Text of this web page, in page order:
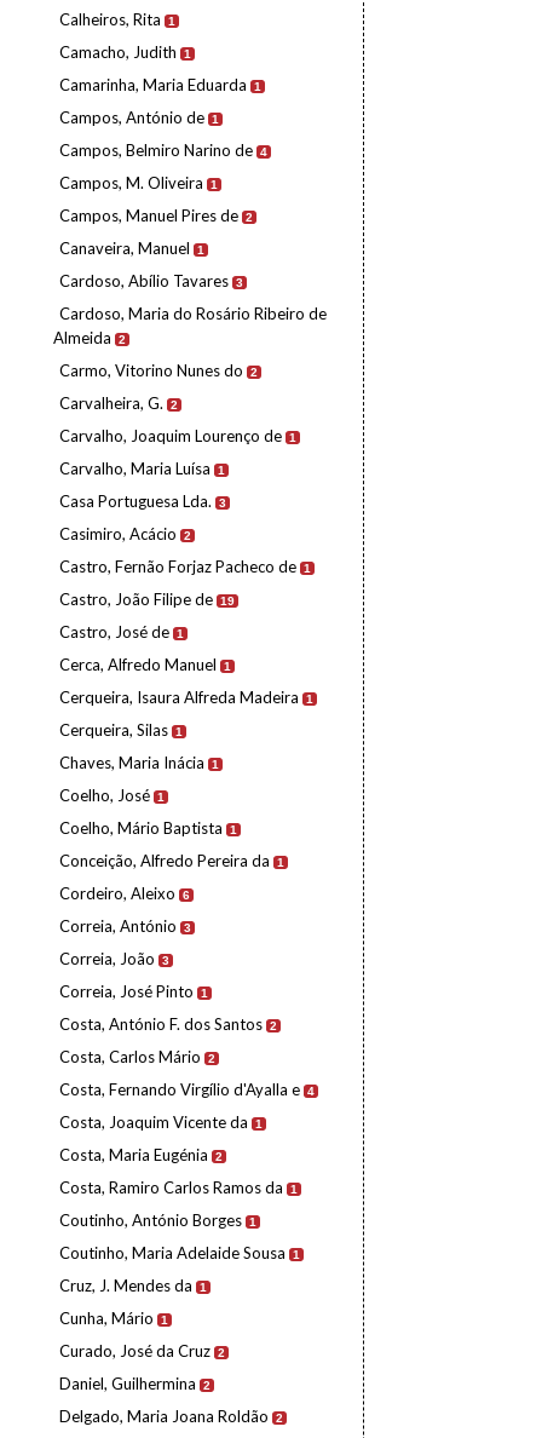
Calheiros, Rita 1
Camacho, Judith 1
Camarinha, Maria Eduarda 1
Campos, António de 1
Campos, Belmiro Narino de 4
Campos, M. Oliveira 1
Campos, Manuel Pires de 2
Canaveira, Manuel 1
Cardoso, Abílio Tavares 3
Cardoso, Maria do Rosário Ribeiro de
Almeida
2
Carmo, Vitorino Nunes do 2
Carvalheira, G. 2
Carvalho, Joaquim Lourenço de 1
Carvalho, Maria Luísa 1
Casa Portuguesa Lda. 3
Casimiro, Acácio 2
Castro, Fernão Forjaz Pacheco de 1
Castro, João Filipe de 19
Castro, José de 1
Cerca, Alfredo Manuel 1
Cerqueira, Isaura Alfreda Madeira 1
Cerqueira, Silas 1
Chaves, Maria Inácia 1
Coelho, José 1
Coelho, Mário Baptista 1
Conceição, Alfredo Pereira da 1
Cordeiro, Aleixo 6
Correia, António 3
Correia, João 3
Correia, José Pinto 1
Costa, António F. dos Santos 2
Costa, Carlos Mário 2
Costa, Fernando Virgílio d'Ayalla e 4
Costa, Joaquim Vicente da 1
Costa, Maria Eugénia 2
Costa, Ramiro Carlos Ramos da 1
Coutinho, António Borges 1
Coutinho, Maria Adelaide Sousa 1
Cruz, J. Mendes da 1
Cunha, Mário 1
Curado, José da Cruz 2
Daniel, Guilhermina 2
Delgado, Maria Joana Roldão 2